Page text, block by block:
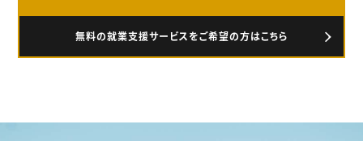
無料の就業支援サービスをご希望の方はこちら